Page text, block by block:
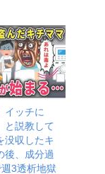
イッチに
と説教して
没収したキ
、成分過
3透析地獄